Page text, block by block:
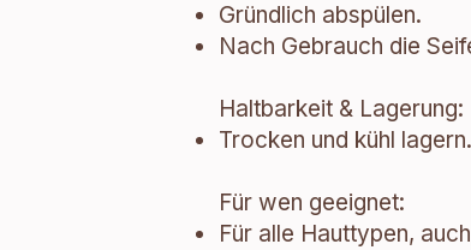
Gründlich abspülen.
Nach Gebrauch die
Haltbarkeit & Lagerung:
Trocken und kühl lagern.
Für wen geeignet:
Für alle Hauttypen,